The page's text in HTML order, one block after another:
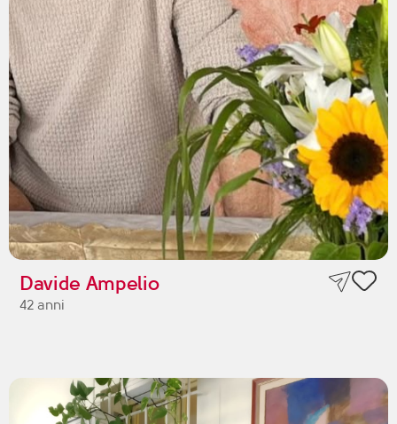
Davide Ampelio
42 anni